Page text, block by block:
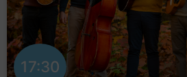
17:30